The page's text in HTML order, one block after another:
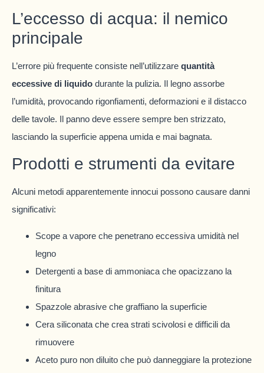
L’eccesso di acqua: il nemico
principale
L’errore più frequente consiste nell’utilizzare quantità
eccessive di liquido durante la pulizia. Il legno assorbe
l’umidità, provocando rigonfiamenti, deformazioni e il distacco
delle tavole. Il panno deve essere sempre ben strizzato,
lasciando la superficie appena umida e mai bagnata.
Prodotti e strumenti da evitare
Alcuni metodi apparentemente innocui possono causare danni
significativi:
Scope a vapore che penetrano eccessiva umidità nel
legno
Detergenti a base di ammoniaca che opacizzano la
finitura
Spazzole abrasive che graffiano la superficie
Cera siliconata che crea strati scivolosi e difficili da
rimuovere
Aceto puro non diluito che può danneggiare la protezione